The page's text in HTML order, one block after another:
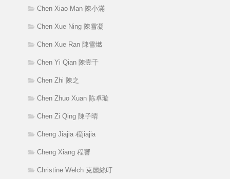
Chen Xiao Man 陳小滿
Chen Xue Ning 陳雪凝
Chen Xue Ran 陳雪燃
Chen Yi Qian 陳壹千
Chen Zhi 陳之
Chen Zhuo Xuan 陈卓璇
Chen Zi Qing 陳子晴
Cheng Jiajia 程jiajia
Cheng Xiang 程響
Christine Welch 克麗絲叮